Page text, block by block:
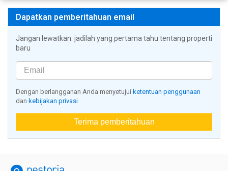
Dapatkan pemberitahuan email
Jangan lewatkan: jadilah yang pertama tahu tentang properti
baru
Dengan berlangganan Anda menyetujui ketentuan penggunaan
dan kebijakan privasi
Terima pemberitahuan